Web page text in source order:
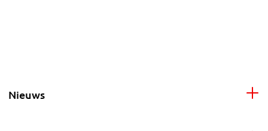
Nieuws